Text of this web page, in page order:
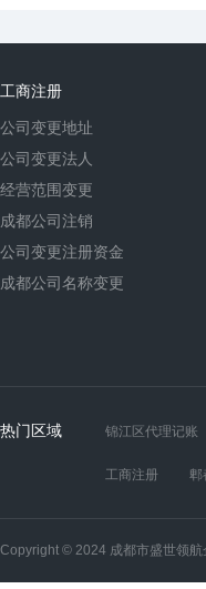
工商注册
公司变更地址
公司变更法人
经营范围变更
成都公司注销
公司变更注册资金
成都公司名称变更
热门区域 锦江区代理记账
工商注册 郫
Copyright © 2024 成都市盛世领航